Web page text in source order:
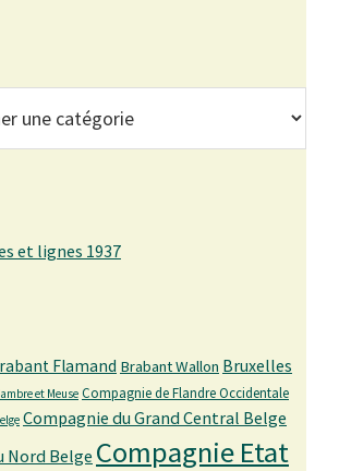
et lignes 1937
Flamand Brabant Wallon Bruxelles
et Meuse Compagnie de Flandre Occidentale
Compagnie du Grand Central Belge
Nord Belge Compagnie Etat